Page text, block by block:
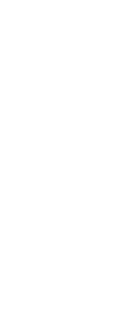
Meer und am Strand -
Angeln u.v.a.
Park und das Center
Kiosk m.
etc.